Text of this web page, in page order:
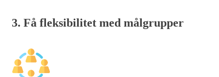
3. Få fleksibilitet med målgrupper